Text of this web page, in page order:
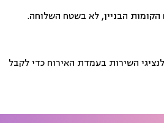
הקומות הבניין, לא בשטח השלוחה.
השירות בעמדת האירוח כדי לקבל